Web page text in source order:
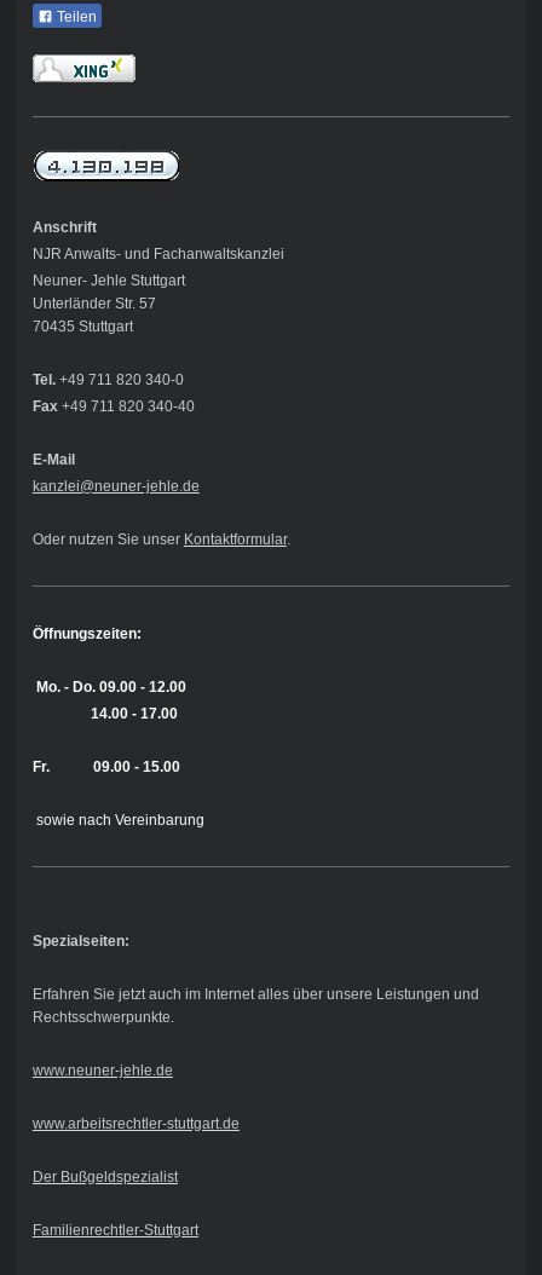
Teilen
Anschrift
NJR Anwalts- und Fachanwaltskanzlei
Neuner- Jehle Stuttgart
Unterländer Str. 57
70435 Stuttgart
Tel.+49 711 820 340-0
Fax+49 711 820 340-40
E-Mail
kanzlei@neuner-jehle.de
Oder nutzen Sie unser Kontaktformular.
Öffnungszeiten:
Mo. - Do. 09.00 - 12.00
14.00 - 17.00
Fr. 09.00 - 15.00
sowie nach Vereinbarung
Spezialseiten:
Erfahren Sie jetzt auch im Internet alles über unsere Leistungen und
Rechtsschwerpunkte.
www.neuner-jehle.de
www.arbeitsrechtler-stuttgart.de
Der Bußgeldspezialist
Familienrechtler-Stuttgart